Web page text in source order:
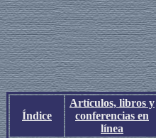
Índice
Artículos, libros y
conferencias en
línea